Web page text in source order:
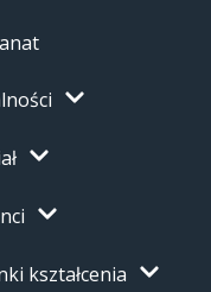
kształcenia